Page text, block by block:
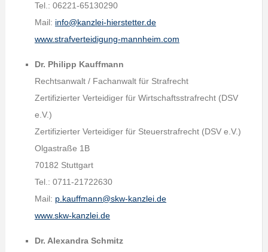
Tel.: 06221-65130290
Mail: info@kanzlei-hierstetter.de
www.strafverteidigung-mannheim.com
Dr. Philipp Kauffmann
Rechtsanwalt / Fachanwalt für Strafrecht
Zertifizierter Verteidiger für Wirtschaftsstrafrecht (DSV
e.V.)
Zertifizierter Verteidiger für Steuerstrafrecht (DSV e.V.)
Olgastraße 1B
70182 Stuttgart
Tel.: 0711-21722630
Mail: p.kauffmann@skw-kanzlei.de
www.skw-kanzlei.de
Dr. Alexandra Schmitz